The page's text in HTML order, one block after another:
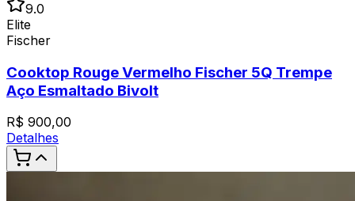
9.0
Elite
Fischer
Cooktop Rouge Vermelho Fischer 5Q Trempe
Aço Esmaltado Bivolt
R$ 900,00
Detalhes